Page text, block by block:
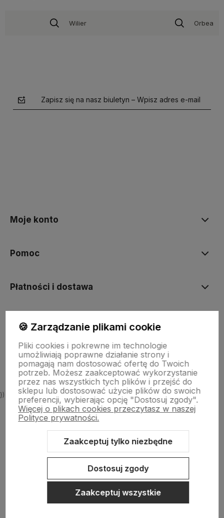
Wilier Orbea
Zapisz się na nasz biuletyn – Wpisz adres e-mail
Moje konto
Pomoc
Płatności i dostawa
Informacje
O nas
})
Sklep internetowy Shoper.pl Szablon Shoper Modern 3.0™
GrowCommerce
🍪 Zarządzanie plikami cookie
Pliki cookies i pokrewne im technologie
umożliwiają poprawne działanie strony i
pomagają nam dostosować ofertę do Twoich
potrzeb. Możesz zaakceptować wykorzystanie
przez nas wszystkich tych plików i przejść do
sklepu lub dostosować użycie plików do swoich
preferencji, wybierając opcję "Dostosuj zgody".
Więcej o plikach cookies przeczytasz w naszej
Polityce prywatności.
Zaakceptuj tylko niezbędne
Dostosuj zgody
Zaakceptuj wszystkie